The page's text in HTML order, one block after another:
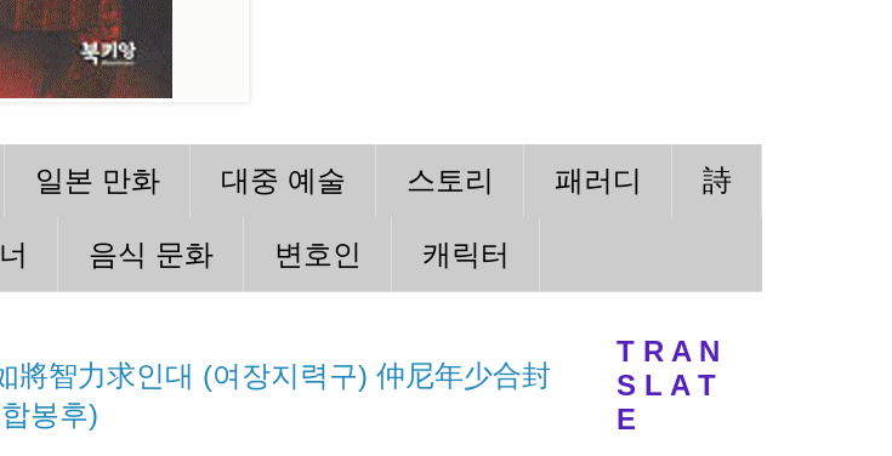
일본 만화 대중 예술 스토리 패러디 詩
음식 문화 변호인 캐릭터
將智力求인대 (여장지력구) 仲尼年少合封
봉후)
T R A N
S L A T
E